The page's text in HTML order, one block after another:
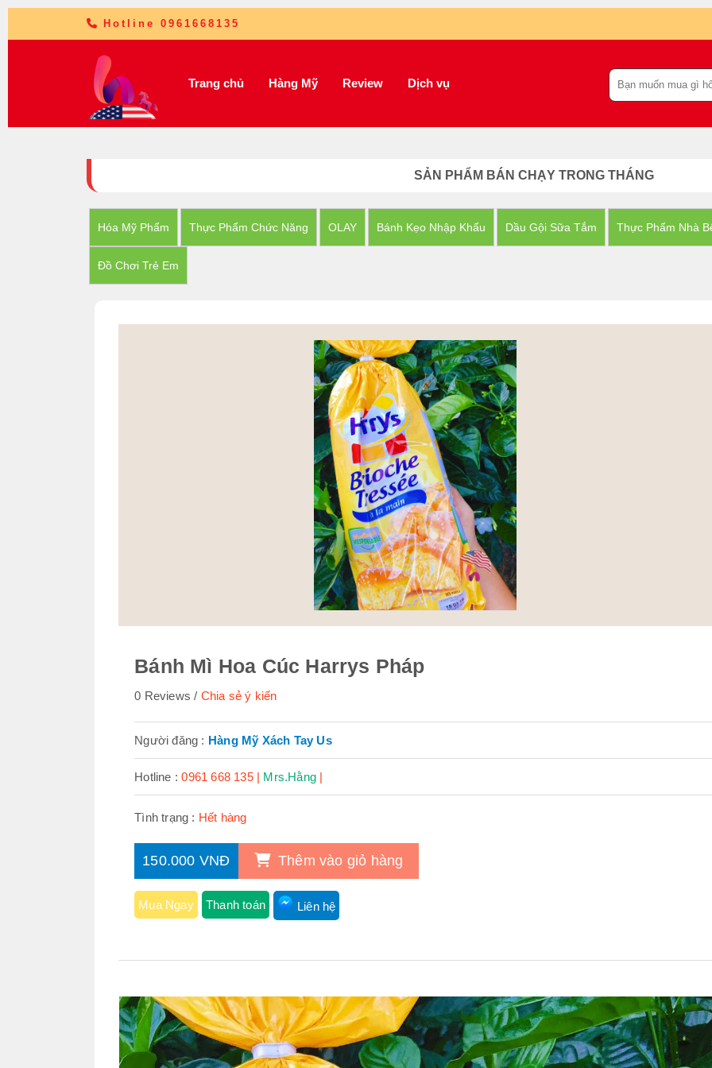
Hotline 0961668135
Trang chủ Hàng Mỹ Review Dịch vụ
SẢN PHẨM BÁN CHẠY TRONG THÁNG
Hóa Mỹ Phẩm Thực Phẩm Chức Năng OLAY Bánh Kẹo Nhập Khẩu Dầu Gội Sữa Tắm Thực Phẩm Nhà
Đồ Chơi Trẻ Em
Bánh Mì Hoa Cúc Harrys Pháp
0 Reviews Chia sẻ ý kiến
Người đăng : Hàng Mỹ Xách Tay Us
Hotline :0961 668 135 | Mrs.Hằng|
Tình trạng : Hết hàng
150.000 VNĐ Thêm vào giỏ hàng
Mua Ngay Thanh toán Liên hệ